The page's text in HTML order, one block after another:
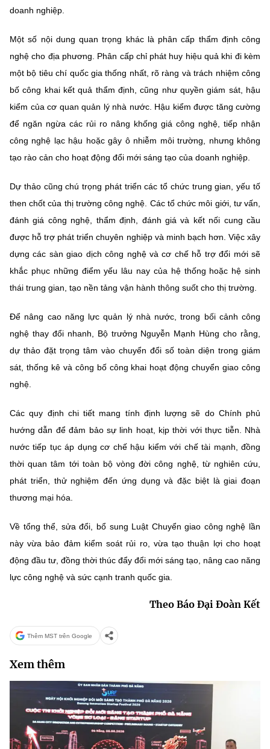
doanh nghiệp.
Một số nội dung quan trọng khác là phân cấp thẩm định công
nghệ cho địa phương. Phân cấp chỉ phát huy hiệu quả khi đi kèm
một bộ tiêu chí quốc gia thống nhất, rõ ràng và trách nhiệm công
bố công khai kết quả thẩm định, cũng như quyền giám sát, hậu
kiểm của cơ quan quản lý nhà nước. Hậu kiểm được tăng cường
để ngăn ngừa các rủi ro nâng khống giá công nghệ, tiếp nhận
công nghệ lạc hậu hoặc gây ô nhiễm môi trường, nhưng không
tạo rào cản cho hoạt động đổi mới sáng tạo của doanh nghiệp.
Dự thảo cũng chú trọng phát triển các tổ chức trung gian, yếu tố
then chốt của thị trường công nghệ. Các tổ chức môi giới, tư vấn,
đánh giá công nghệ, thẩm định, đánh giá và kết nối cung cầu
được hỗ trợ phát triển chuyên nghiệp và minh bạch hơn. Việc xây
dựng các sàn giao dịch công nghệ và cơ chế hỗ trợ đổi mới sẽ
khắc phục những điểm yếu lâu nay của hệ thống hoặc hệ sinh
thái trung gian, tạo nền tảng vận hành thông suốt cho thị trường.
Để nâng cao năng lực quản lý nhà nước, trong bối cảnh công
nghệ thay đổi nhanh, Bộ trưởng Nguyễn Mạnh Hùng cho rằng,
dự thảo đặt trọng tâm vào chuyển đổi số toàn diện trong giám
sát, thống kê và công bố công khai hoạt động chuyển giao công
nghệ.
Các quy định chi tiết mang tính định lượng sẽ do Chính phủ
hướng dẫn để đảm bảo sự linh hoạt, kịp thời với thực tiễn. Nhà
nước tiếp tục áp dụng cơ chế hậu kiểm với chế tài mạnh, đồng
thời quan tâm tới toàn bộ vòng đời công nghệ, từ nghiên cứu,
phát triển, thử nghiệm đến ứng dụng và đặc biệt là giai đoạn
thương mại hóa.
Về tổng thể, sửa đổi, bổ sung Luật Chuyển giao công nghệ lần
này vừa bảo đảm kiểm soát rủi ro, vừa tạo thuận lợi cho hoạt
động đầu tư, đồng thời thúc đẩy đổi mới sáng tạo, nâng cao năng
lực công nghệ và sức cạnh tranh quốc gia.
Theo Báo Đại Đoàn Kết
Thêm MST trên Google
Xem thêm